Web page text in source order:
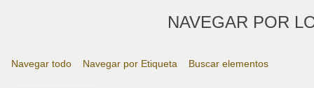
NAVEGAR POR
Navegar todo Navegar por Etiqueta Buscar elementos